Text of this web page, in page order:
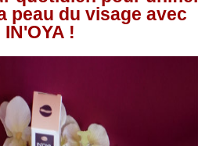
peau du visage avec
IN'OYA !